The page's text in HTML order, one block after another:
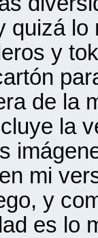
quizá
y
de la
la
mi
y
es lo